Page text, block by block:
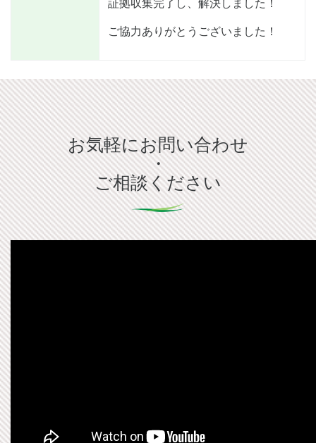
証拠収集完了し、解決しました！
ご協力ありがとうございました！
お気軽にお問い合わせ
・
ご相談ください